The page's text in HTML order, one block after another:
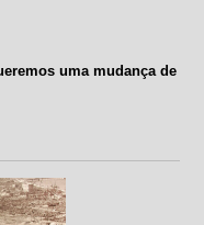
uma mudança de